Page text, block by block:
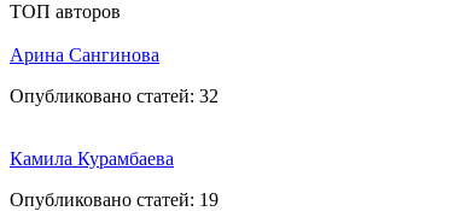
ТОП авторов
Арина Сангинова
Опубликовано статей: 32
Камила Курамбаева
Опубликовано статей: 19